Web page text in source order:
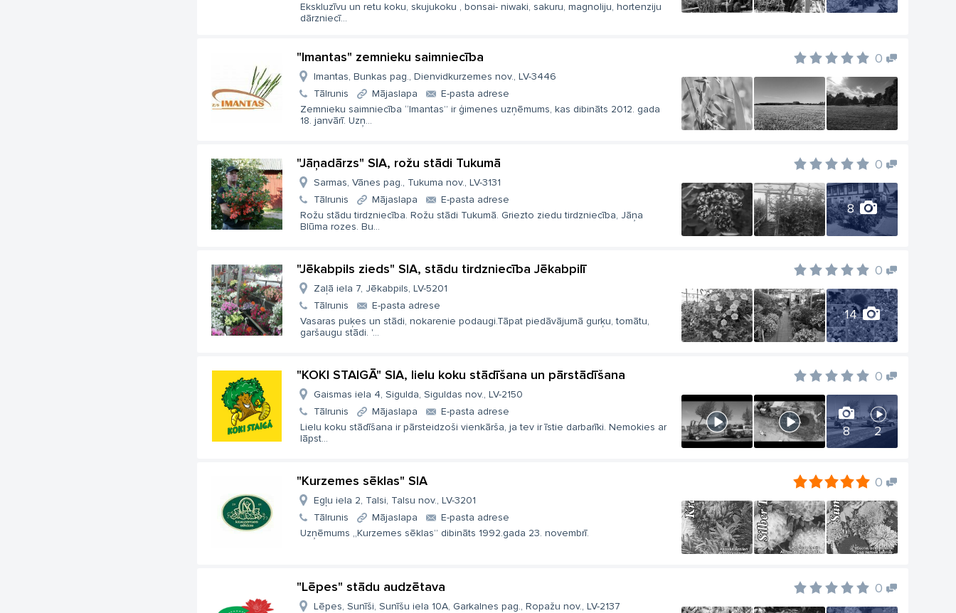
Ekskluzīvu un retu koku, skujukoku , bonsai- niwaki, sakuru, magnoliju, hortenziju
dārzniecī...
"Imantas" zemnieku saimniecība 0
Imantas, Bunkas pag., Dienvidkurzemes nov., LV-3446
Tālrunis
Mājaslapa
E-pasta adrese
Zemnieku saimniecība “Imantas” ir ģimenes uzņēmums, kas dibināts 2012. gada
18. janvārī. Uzņ...
"Jāņadārzs" SIA, rožu stādi Tukumā 0
8
Sarmas, Vānes pag., Tukuma nov., LV-3131
Tālrunis
Mājaslapa
E-pasta adrese
Rožu stādu tirdzniecība. Rožu stādi Tukumā. Griezto ziedu tirdzniecība, Jāņa
Blūma rozes. Bu...
"Jēkabpils zieds" SIA, stādu tirdzniecība Jēkabpilī 0
14
Zaļā iela 7, Jēkabpils, LV-5201
Tālrunis
E-pasta adrese
Vasaras puķes un stādi, nokarenie podaugi.Tāpat piedāvājumā gurķu, tomātu,
garšaugu stādi. '...
"KOKI STAIGĀ" SIA, lielu koku stādīšana un pārstādīšana 0
8 2
Gaismas iela 4, Sigulda, Siguldas nov., LV-2150
Tālrunis
Mājaslapa
E-pasta adrese
Lielu koku stādīšana ir pārsteidzoši vienkārša, ja tev ir īstie darbarīki. Nemokies ar
lāpst...
"Kurzemes sēklas" SIA 0
Egļu iela 2, Talsi, Talsu nov., LV-3201
Tālrunis
Mājaslapa
E-pasta adrese
Uzņēmums „Kurzemes sēklas” dibināts 1992.gada 23. novembrī.
"Lēpes" stādu audzētava 0
Lēpes, Sunīši, Sunīšu iela 10A, Garkalnes pag., Ropažu nov., LV-2137